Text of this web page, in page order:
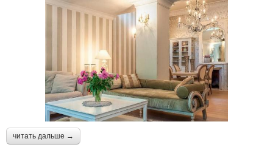
читать дальше →